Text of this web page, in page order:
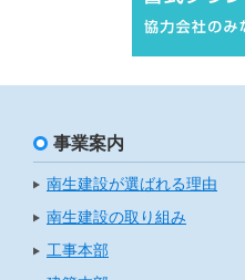
事業案内
南生建設が選ばれる理由
南生建設の取り組み
工事本部